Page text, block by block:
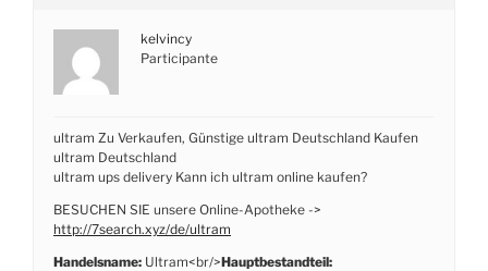
kelvincy
Participante
ultram Zu Verkaufen, Günstige ultram Deutschland Kaufen
ultram Deutschland
ultram ups delivery Kann ich ultram online kaufen?
BESUCHEN SIE unsere Online-Apotheke ->
http://7search.xyz/de/ultram
Handelsname: Ultram<br/>Hauptbestandteil: